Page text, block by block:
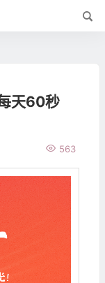
天60秒
563